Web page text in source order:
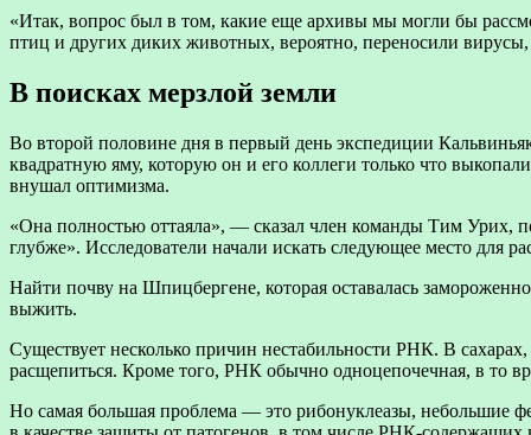
«Итак, вопрос был в том, какие еще архивы мы могли бы
птиц и других диких животных, вероятно, переносили вирусы,
В поисках мерзлой земли
Во второй половине дня в первый день экспедиции
квадратную яму, которую он и его коллеги только что
внушал оптимизма.
«Она полностью оттаяла», — сказал член команды Тим Урих,
глубже». Исследователи начали искать следующее место для
Найти почву на Шпицбергене, которая оставалась
выжить.
Существует несколько причин нестабильности РНК. В
расщепиться. Кроме того, РНК обычно одноцепочечная, в то
Но самая большая проблема — это рибонуклеазы, небольшие